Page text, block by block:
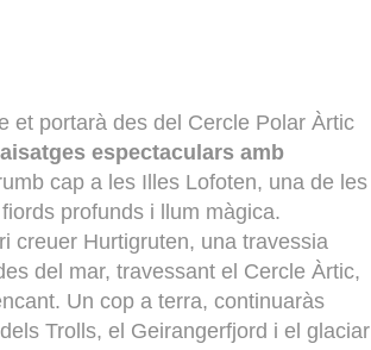
et portarà des del Cercle Polar Àrtic
espectaculars amb
cap a les Illes Lofoten, una de les
profunds i llum màgica.
creuer Hurtigruten, una travessia
del mar, travessant el Cercle Àrtic,
Un cop a terra, continuaràs
Trolls, el Geirangerfjord i el glaciar